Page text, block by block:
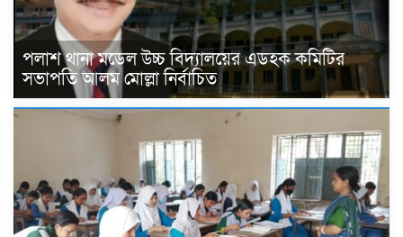
পলাশ থানা মডেল উচ্চ বিদ্যালয়ের এডহক কমিটির
সভাপতি আলম মোল্লা নির্বাচিত